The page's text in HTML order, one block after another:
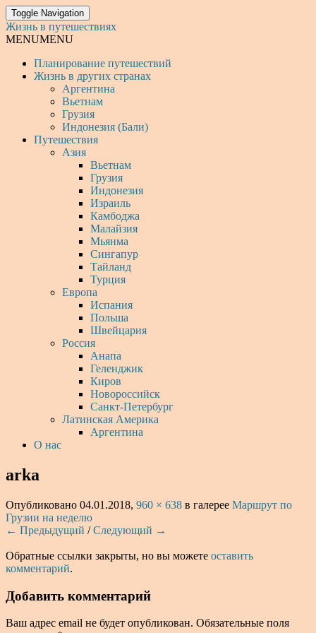
Toggle Navigation
Жизнь в путешествиях
MENUMENU
Планирование путешествий
Жизнь в других странах
Аргентина
Вьетнам
Грузия
Индонезия (Бали)
Путешествия
Азия
Вьетнам
Грузия
Индонезия
Израиль
Камбоджа
Малайзия
Мьянма
Сингапур
Тайланд
Турция
Европа
Испания
Польша
Швейцария
Россия
Анапа
Геленджик
Киров
Новороссийск
Санкт-Петербург
Латинская Америка
Аргентина
О нас
arka
Опубликовано 04.01.2018, 960 × 638 в галерее Маршрут по
Грузии на неделю
← Предыдущий /Следующий →
Обратные ссылки закрыты, но вы можете оставить
комментарий.
Добавить комментарий
Ваш адрес email не будет опубликован. Обязательные поля